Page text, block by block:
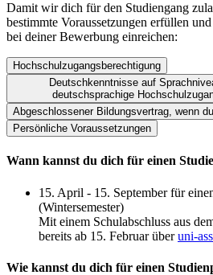
Damit wir dich für den Studiengang
bestimmte Voraussetzungen erfüllen
bei deiner Bewerbung einreichen:
Hochschulzugangsberechtigung
Deutschkenntnisse auf
deutschsprachige
Abgeschlossener Bildungsvertrag, wenn
Persönliche Voraussetzungen
Wann kannst du dich für einen
15. April - 15. September für
(Wintersemester)
Mit einem Schulabschluss aus
bereits ab 15. Februar überuni-
Wie kannst du dich für einen